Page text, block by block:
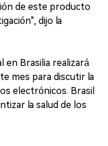
de este producto
dijo la
en Brasilia realizará
mes para discutir la
electrónicos. Brasil
la salud de los